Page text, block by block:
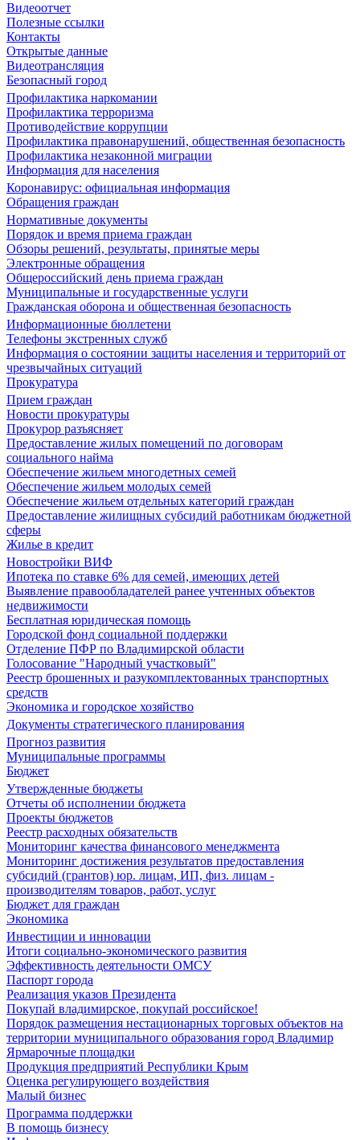
Видеоотчет
Полезные ссылки
Контакты
Открытые данные
Видеотрансляция
Безопасный город
Профилактика наркомании
Профилактика терроризма
Противодействие коррупции
Профилактика правонарушений, общественная безопасность
Профилактика незаконной миграции
Информация для населения
Коронавирус: официальная информация
Обращения граждан
Нормативные документы
Порядок и время приема граждан
Обзоры решений, результаты, принятые меры
Электронные обращения
Общероссийский день приема граждан
Муниципальные и государственные услуги
Гражданская оборона и общественная безопасность
Информационные бюллетени
Телефоны экстренных служб
Информация о состоянии защиты населения и территорий от
чрезвычайных ситуаций
Прокуратура
Прием граждан
Новости прокуратуры
Прокурор разъясняет
Предоставление жилых помещений по договорам
социального найма
Обеспечение жильем многодетных семей
Обеспечение жильем молодых семей
Обеспечение жильем отдельных категорий граждан
Предоставление жилищных субсидий работникам бюджетной
сферы
Жилье в кредит
Новостройки ВИФ
Ипотека по ставке 6% для семей, имеющих детей
Выявление правообладателей ранее учтенных объектов
недвижимости
Бесплатная юридическая помощь
Городской фонд социальной поддержки
Отделение ПФР по Владимирской области
Голосование "Народный участковый"
Реестр брошенных и разукомплектованных транспортных
средств
Экономика и городское хозяйство
Документы стратегического планирования
Прогноз развития
Муниципальные программы
Бюджет
Утвержденные бюджеты
Отчеты об исполнении бюджета
Проекты бюджетов
Реестр расходных обязательств
Мониторинг качества финансового менеджмента
Мониторинг достижения результатов предоставления
субсидий (грантов) юр. лицам, ИП, физ. лицам -
производителям товаров, работ, услуг
Бюджет для граждан
Экономика
Инвестиции и инновации
Итоги социально-экономического развития
Эффективность деятельности ОМСУ
Паспорт города
Реализация указов Президента
Покупай владимирское, покупай российское!
Порядок размещения нестационарных торговых объектов на
территории муниципального образования город Владимир
Ярмарочные площадки
Продукция предприятий Республики Крым
Оценка регулирующего воздействия
Малый бизнес
Программа поддержки
В помощь бизнесу